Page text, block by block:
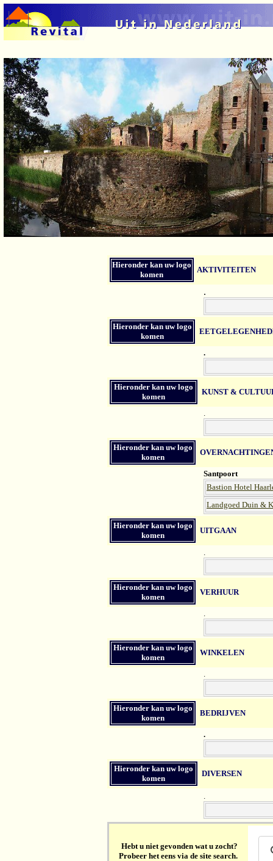
Hieronder kan uw logo
komen
AKTIVITEITEN
.
Hieronder kan uw logo
komen
.
Hieronder kan uw logo
komen
KUNST &
.
Hieronder kan uw logo
komen
Santpoort
Bastion Hotel
Landgoed Duin &
Hieronder kan uw logo
komen
UITGAAN
.
Hieronder kan uw logo
komen
VERHUUR
.
Hieronder kan uw logo
komen
WINKELEN
.
Hieronder kan uw logo
komen
BEDRIJVEN
.
Hieronder kan uw logo
komen
DIVERSEN
.
Hebt u niet gevonden wat u zocht?
Probeer het eens via de site search.